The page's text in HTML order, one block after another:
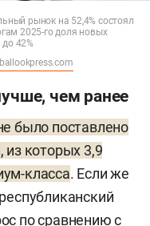
рынок на 52,4% состоял
2025-го доля новых
42%
чем ранее
было поставлено
которых 3,9
класса. Если же
по сравнению с